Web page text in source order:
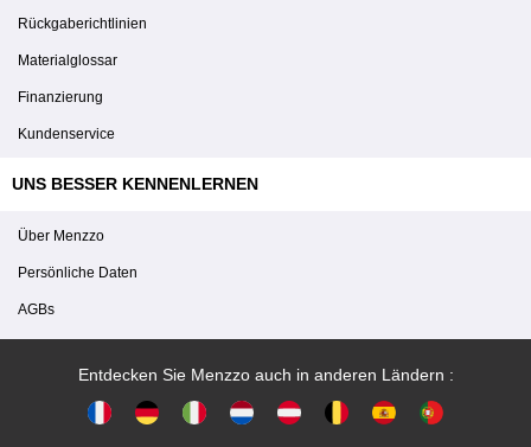
Rückgaberichtlinien
Materialglossar
Finanzierung
Kundenservice
UNS BESSER KENNENLERNEN
Über Menzzo
Persönliche Daten
AGBs
Entdecken Sie Menzzo auch in anderen Ländern :